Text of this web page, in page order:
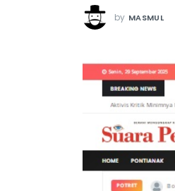
by MASMUL